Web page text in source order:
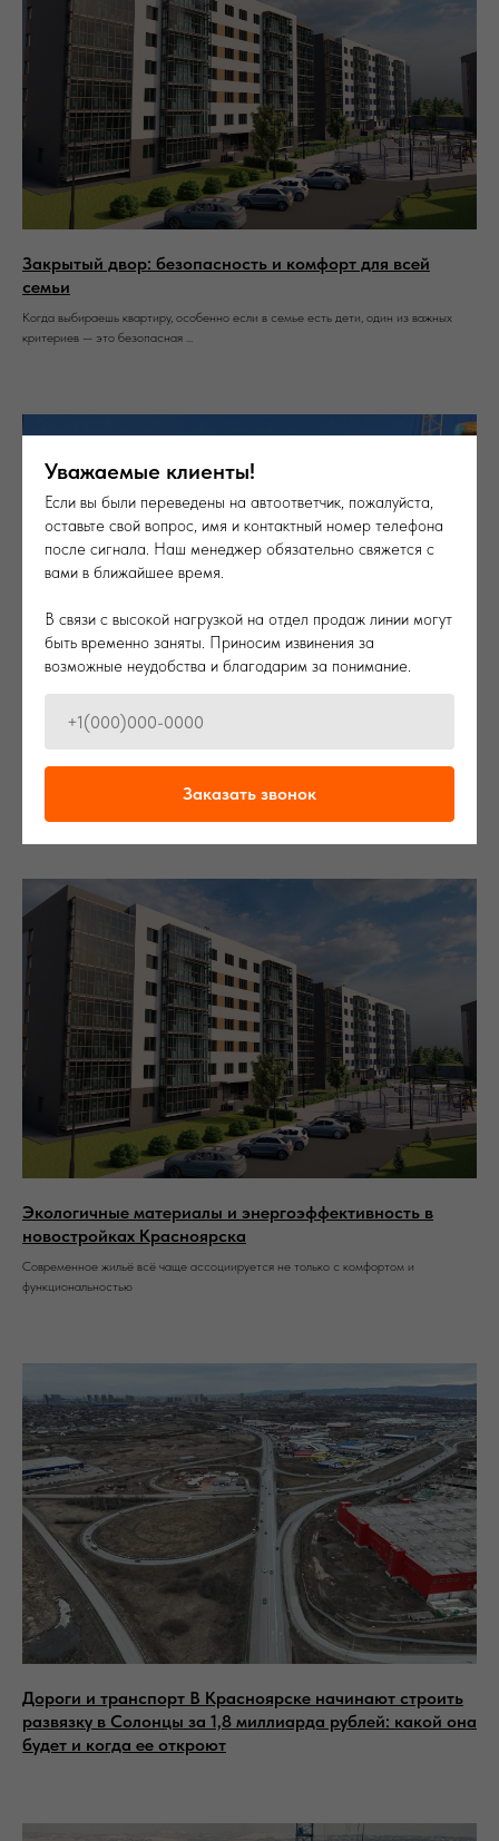
Уважаемые клиенты!
Если вы были переведены на автоответчик, пожалуйста,
оставьте свой вопрос, имя и контактный номер телефона
после сигнала. Наш менеджер обязательно свяжется с
вами в ближайшее время.
В связи с высокой нагрузкой на отдел продаж линии могут
быть временно заняты. Приносим извинения за
возможные неудобства и благодарим за понимание.
Заказать звонок
Закрытый двор: безопасность и комфорт для всей
семьи
Когда выбираешь квартиру, особенно если в семье есть дети, один из важных
критериев — это безопасная ...
Почему стоит покупать квартиру напрямую от
застройщика?
Покупка квартиры — важный шаг, требующий взвешенного подхода.
Экологичные материалы и энергоэффективность в
новостройках Красноярска
Современное жильё всё чаще ассоциируется не только с комфортом и
функциональностью
Дороги и транспорт В Красноярске начинают строить
развязку в Солонцы за 1,8 миллиарда рублей: какой она
будет и когда ее откроют